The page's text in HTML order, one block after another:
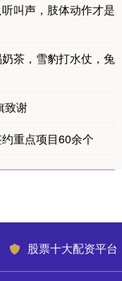
叫声，肢体动作才是
茶，雪豹打水仗，兔
致谢
重点项目60余个
股票十大配资平台